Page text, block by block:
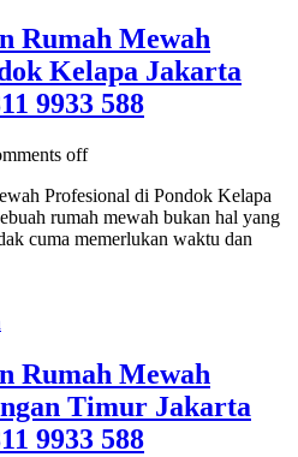
Rumah Mewah
Kelapa Jakarta
9933 588
off
Profesional di Pondok Kelapa
rumah mewah bukan hal yang
cuma memerlukan waktu dan
Rumah Mewah
Timur Jakarta
9933 588